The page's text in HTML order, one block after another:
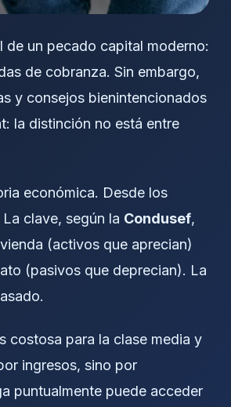
de un pecado capital moderno:
de cobranza. Sin embargo,
y consejos bienintencionados
la distinción no está entre
económica. Desde los
clave, según la Condusef,
(activos que aprecian)
(pasivos que deprecian). La
costosa para la clase media y
ingresos, sino por
puntualmente puede acceder